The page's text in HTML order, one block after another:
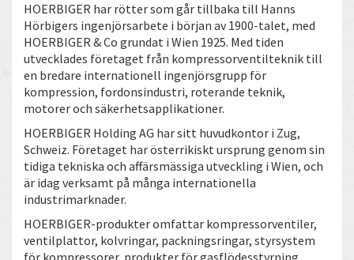
HOERBIGER har rötter som går tillbaka till Hanns
Hörbigers ingenjörsarbete i början av 1900-talet, med
HOERBIGER & Co grundat i Wien 1925. Med tiden
utvecklades företaget från kompressorventilteknik till
en bredare internationell ingenjörsgrupp för
kompression, fordonsindustri, roterande teknik,
motorer och säkerhetsapplikationer.
HOERBIGER Holding AG har sitt huvudkontor i Zug,
Schweiz. Företaget har österrikiskt ursprung genom sin
tidiga tekniska och affärsmässiga utveckling i Wien, och
är idag verksamt på många internationella
industrimarknader.
HOERBIGER-produkter omfattar kompressorventiler,
ventilplattor, kolvringar, packningsringar, styrsystem
för kompressorer, produkter för gasflödesstyrning,